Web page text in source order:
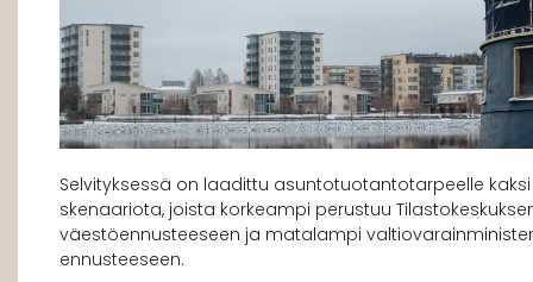
Selvityksessä on laadittu asuntotuotantotarpeelle kaksi
skenaariota, joista korkeampi perustuu
väestöennusteeseen ja matalampi
ennusteeseen.